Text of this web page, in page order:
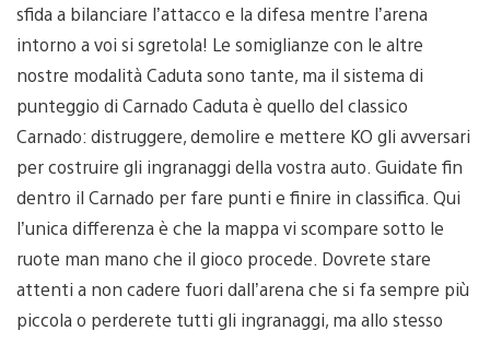
sfida a bilanciare l’attacco e la difesa mentre l’arena
intorno a voi si sgretola! Le somiglianze con le altre
nostre modalità Caduta sono tante, ma il sistema di
punteggio di Carnado Caduta è quello del classico
Carnado: distruggere, demolire e mettere KO gli avversari
per costruire gli ingranaggi della vostra auto. Guidate fin
dentro il Carnado per fare punti e finire in classifica. Qui
l’unica differenza è che la mappa vi scompare sotto le
ruote man mano che il gioco procede. Dovrete stare
attenti a non cadere fuori dall’arena che si fa sempre più
piccola o perderete tutti gli ingranaggi, ma allo stesso